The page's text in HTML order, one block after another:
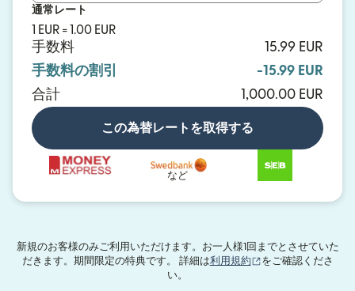
通常レート
1 EUR = 1.00 EUR
手数料
15.99 EUR
手数料の割引
-15.99 EUR
合計
1,000.00 EUR
この為替レートを取得する
など
新規のお客様のみご利用いただけます。お一人様1回までとさせていた
だきます。期間限定の特典です。 詳細は利用規約 （別ウィンドウで
をご確認くださ
い。